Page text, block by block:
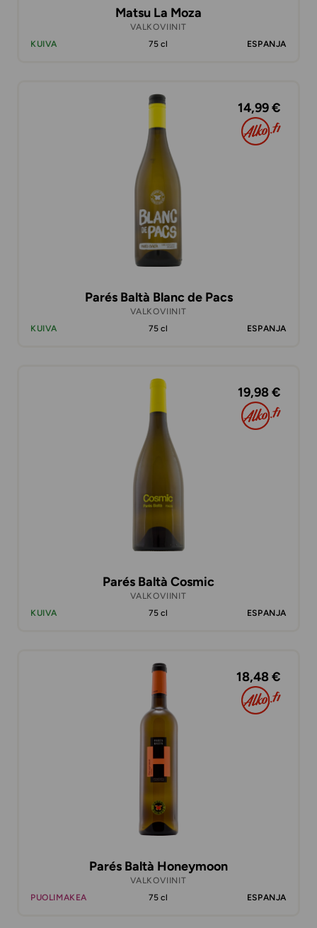
Matsu La Moza
VALKOVIINIT
KUIVA
75 cl ESPANJA
14,99 €
Parés Baltà Blanc de Pacs
VALKOVIINIT
KUIVA
75 cl ESPANJA
19,98 €
Parés Baltà Cosmic
VALKOVIINIT
KUIVA
75 cl ESPANJA
18,48 €
Parés Baltà Honeymoon
VALKOVIINIT
PUOLIMAKEA
75 cl ESPANJA